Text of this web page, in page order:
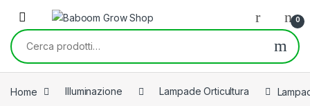
Skip to navigation
Skip to content
0
Cerca:
Home Illuminazione Lampade Orticultura